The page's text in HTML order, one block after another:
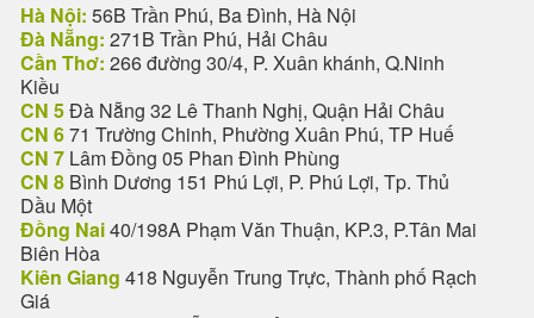
Hà Nội: 56B Trần Phú, Ba Đình, Hà Nội
Đà Nẵng: 271B Trần Phú, Hải Châu
Cần Thơ: 266 đường 30/4, P. Xuân khánh, Q.Ninh
Kiều
CN 5Đà Nẵng 32 Lê Thanh Nghị, Quận Hải Châu
CN 671 Trường Chinh, Phường Xuân Phú, TP Huế
CN 7 Lâm Đồng 05 Phan Đình Phùng
CN 8 Bình Dương 151 Phú Lợi, P. Phú Lợi, Tp. Thủ
Dầu Một
Đồng Nai40/198A Phạm Văn Thuận, KP.3, P.Tân Mai
Biên Hòa
Kiên Giang 418 Nguyễn Trung Trực, Thành phố Rạch
Giá